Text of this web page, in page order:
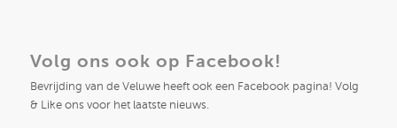
Volg ons ook op Facebook!
Bevrijding van de Veluwe heeft ook een Facebook pagina! Volg
& Like ons voor het laatste nieuws.